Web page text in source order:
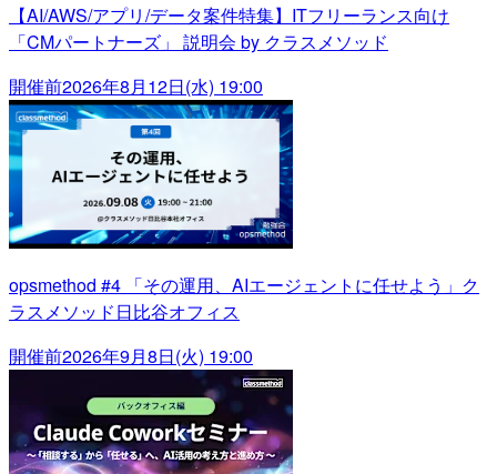
【AI/AWS/アプリ/データ案件特集】ITフリーランス向け
「CMパートナーズ」 説明会 by クラスメソッド
開催前2026年8月12日(水) 19:00
opsmethod #4 「その運用、AIエージェントに任せよう」ク
ラスメソッド日比谷オフィス
開催前2026年9月8日(火) 19:00